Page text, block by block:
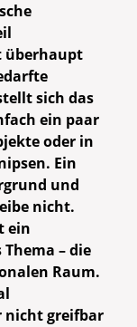
überhaupt
sich das
ein paar
oder in
Ein
und
nicht.
ein
– die
Raum.
nicht greifbar